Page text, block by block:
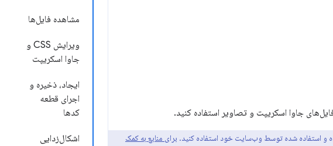
مشاهده فایل‌ها
ویرایش CSS و
جاوا اسکریپت
ایجاد، ذخیره و
اجرای قطعه
کدها
اشکال‌زدایی
جاوا اسکریپت و تصاویر استفاده کنید.
و استفاده شده توسط وب‌سایت خود استفاده کنید. برای منابع به کمک